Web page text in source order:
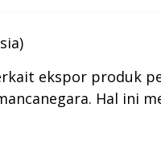
ekspor produk
Hal ini